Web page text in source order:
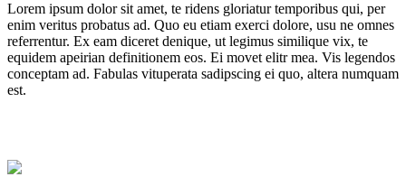
Lorem ipsum dolor sit amet, te ridens gloriatur temporibus qui, per
enim veritus probatus ad. Quo eu etiam exerci dolore, usu ne omnes
referrentur. Ex eam diceret denique, ut legimus similique vix, te
equidem apeirian definitionem eos. Ei movet elitr mea. Vis legendos
conceptam ad. Fabulas vituperata sadipscing ei quo, altera numquam
est.